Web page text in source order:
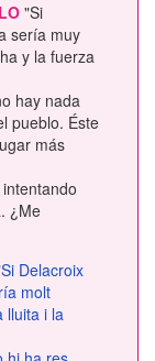
"Si
sería muy
y la fuerza
hay nada
pueblo. Éste
más
¿Me
Delacroix
molt
lluita i la